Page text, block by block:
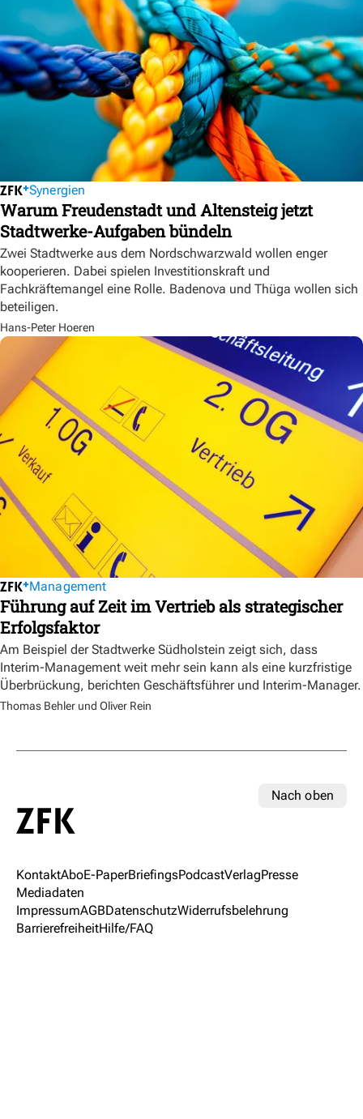
Synergien
Warum Freudenstadt und Altensteig jetzt
Stadtwerke-Aufgaben bündeln
Zwei Stadtwerke aus dem Nordschwarzwald wollen enger
kooperieren. Dabei spielen Investitionskraft und
Fachkräftemangel eine Rolle. Badenova und Thüga wollen sich
beteiligen.
Hans-Peter Hoeren
Management
Führung auf Zeit im Vertrieb als strategischer
Erfolgsfaktor
Am Beispiel der Stadtwerke Südholstein zeigt sich, dass
Interim-Management weit mehr sein kann als eine kurzfristige
Überbrückung, berichten Geschäftsführer und Interim-Manager.
Thomas Behler und Oliver Rein
Nach oben
KontaktAboE-PaperBriefingsPodcastVerlagPresse
Mediadaten
ImpressumAGBDatenschutzWiderrufsbelehrung
BarrierefreiheitHilfe/FAQ